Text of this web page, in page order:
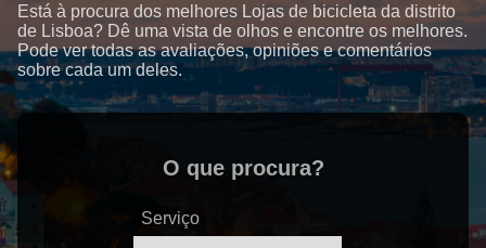
Está à procura dos melhores Lojas de bicicleta da distrito
de Lisboa? Dê uma vista de olhos e encontre os melhores.
Pode ver todas as avaliações, opiniões e comentários
sobre cada um deles.
O que procura?
Serviço